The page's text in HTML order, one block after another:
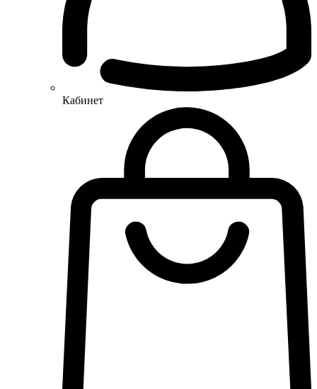
Кабинет